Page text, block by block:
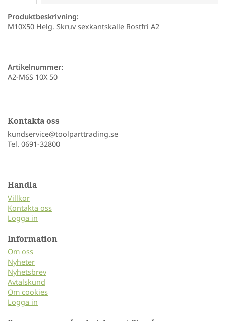
Produktbeskrivning:
M10X50 Helg. Skruv sexkantskalle Rostfri A2
Artikelnummer:
A2-M6S 10X 50
Kontakta oss
kundservice@toolparttrading.se
Tel. 0691-32800
Handla
Villkor
Kontakta oss
Logga in
Information
Om oss
Nyheter
Nyhetsbrev
Avtalskund
Om cookies
Logga in